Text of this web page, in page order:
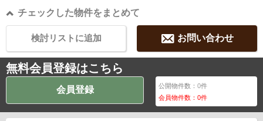
チェックした物件をまとめて
お問い合わせ
検討リストに追加
無料会員登録はこちら
会員登録 公開物件数：0件
会員物件数：0件